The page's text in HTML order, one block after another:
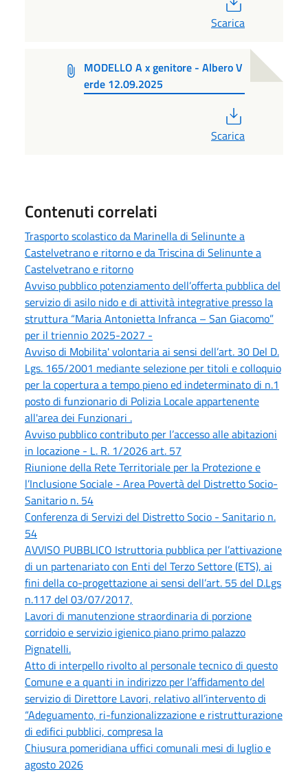
Scarica
MODELLO A x genitore - Albero V
erde 12.09.2025
Scarica
Contenuti correlati
Trasporto scolastico da Marinella di Selinunte a
Castelvetrano e ritorno e da Triscina di Selinunte a
Castelvetrano e ritorno
Avviso pubblico potenziamento dell’offerta pubblica del
servizio di asilo nido e di attività integrative presso la
struttura “Maria Antonietta Infranca – San Giacomo”
per il triennio 2025-2027 -
Avviso di Mobilita' volontaria ai sensi dell’art. 30 Del D.
Lgs. 165/2001 mediante selezione per titoli e colloquio
per la copertura a tempo pieno ed indeterminato di n.1
posto di funzionario di Polizia Locale appartenente
all'area dei Funzionari .
Avviso pubblico contributo per l’accesso alle abitazioni
in locazione - L. R. 1/2026 art. 57
Riunione della Rete Territoriale per la Protezione e
l’Inclusione Sociale - Area Povertà del Distretto Socio-
Sanitario n. 54
Conferenza di Servizi del Distretto Socio - Sanitario n.
54
AVVISO PUBBLICO Istruttoria pubblica per l’attivazione
di un partenariato con Enti del Terzo Settore (ETS), ai
fini della co-progettazione ai sensi dell’art. 55 del D.Lgs
n.117 del 03/07/2017,
Lavori di manutenzione straordinaria di porzione
corridoio e servizio igienico piano primo palazzo
Pignatelli.
Atto di interpello rivolto al personale tecnico di questo
Comune e a quanti in indirizzo per l’affidamento del
servizio di Direttore Lavori, relativo all’intervento di
“Adeguamento, ri-funzionalizzazione e ristrutturazione
di edifici pubblici, compresa la
Chiusura pomeridiana uffici comunali mesi di luglio e
agosto 2026